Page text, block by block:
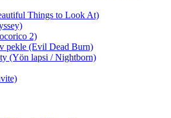
Things to Look At)
2)
pekle (Evil Dead Burn)
(Yön lapsi / Nightborn)